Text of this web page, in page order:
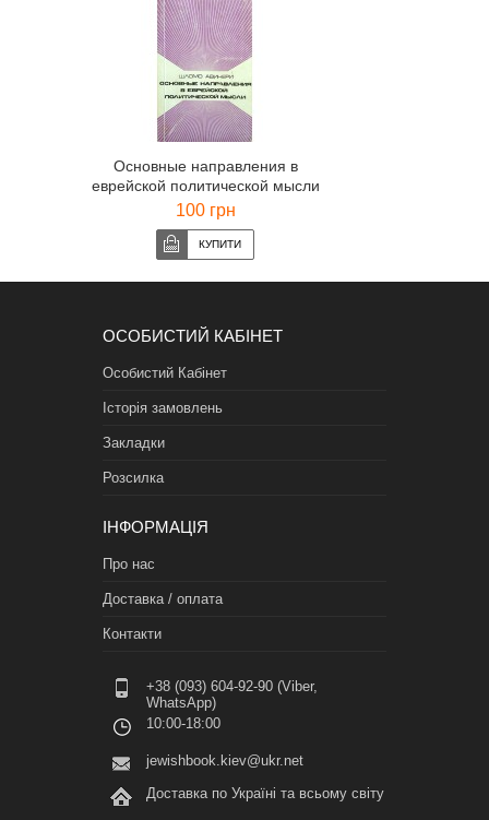
Основные направления в
еврейской политической мысли
(Шломо Авинери)
100 грн
ОСОБИСТИЙ КАБІНЕТ
Особистий Кабінет
Історія замовлень
Закладки
Розсилка
ІНФОРМАЦІЯ
Про нас
Доставка / оплата
Контакти
+38 (093) 604-92-90 (Viber,
WhatsApp)
10:00-18:00
jewishbook.kiev@ukr.net
Доставка по Україні та всьому світу